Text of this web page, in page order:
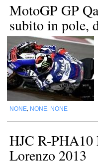
MotoGP GP
subito in pole,
NONE NONE NONE
HJC R-PHA10
Lorenzo 2013